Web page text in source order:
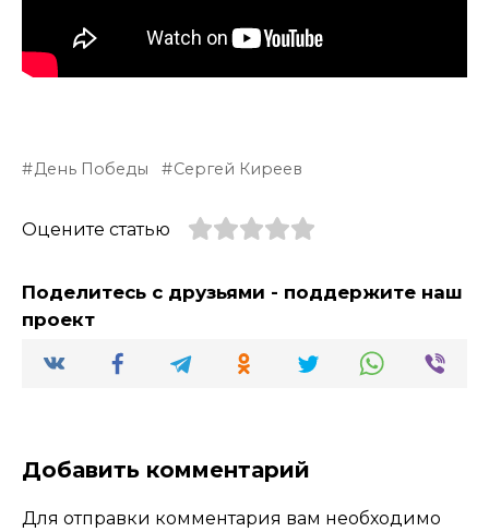
День Победы Сергей Киреев
Оцените статью
Поделитесь с друзьями - поддержите наш
проект
Добавить комментарий
Для отправки комментария вам необходимо